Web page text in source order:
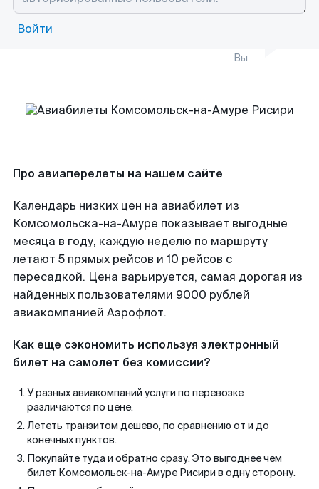
Войти
Вы
Про авиаперелеты на нашем сайте
Календарь низких цен на авиабилет из
Комсомольска-на-Амуре показывает выгодные
месяца в году, каждую неделю по маршруту
летают 5 прямых рейсов и 10 рейсов с
пересадкой. Цена варьируется, самая дорогая из
найденных пользователями 9000 рублей
авиакомпанией Аэрофлот.
Как еще сэкономить используя электронный
билет на самолет без комиссии?
У разных авиакомпаний услуги по перевозке
различаются по цене.
Лететь транзитом дешево, по сравнению от и до
конечных пунктов.
Покупайте туда и обратно сразу. Это выгоднее чем
билет Комсомольск-на-Амуре Рисири в одну сторону.